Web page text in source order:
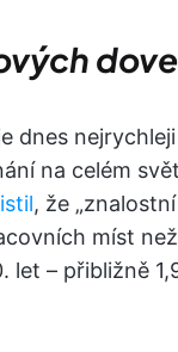
dnes
na celém
, že
míst
let – přibližně